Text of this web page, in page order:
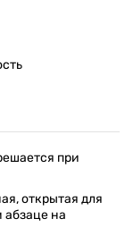
при
открытая для
абзаце на